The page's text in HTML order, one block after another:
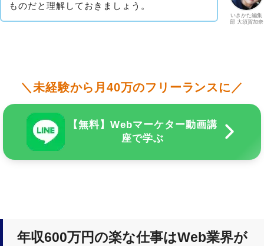
いきかた編集
部 大須賀加奈
ものだと理解しておきましょう。
＼未経験から月40万のフリーランスに／
【無料】Webマーケター動画講
座で学ぶ
年収600万円の楽な仕事はWeb業界が